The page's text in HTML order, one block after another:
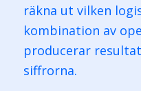
räkna ut vilken
kombination av
producerar
siffrorna.